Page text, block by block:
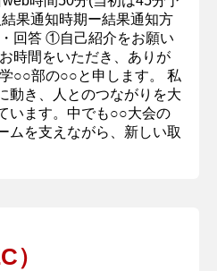
果通知時期ー結果通知方
回答 ①自己紹介をお願い
時間をいただき、ありが
○○部の○○と申します。 私
動き、人とのつながりを大
います。中でも○○大会の
ムを支えながら、新しい取
）